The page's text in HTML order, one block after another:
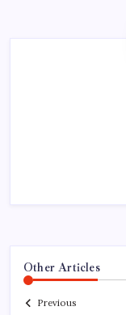
Other Articles
Previous